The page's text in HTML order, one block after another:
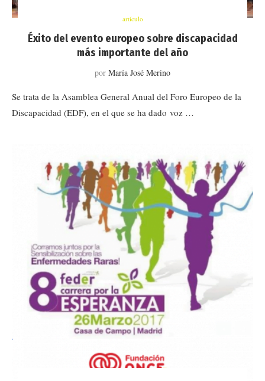
artículo
Éxito del evento europeo sobre discapacidad
más importante del año
por María José Merino
Se trata de la Asamblea General Anual del Foro Europeo de la
Discapacidad (EDF), en el que se ha dado voz …